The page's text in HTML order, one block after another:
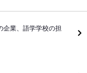
企業、語学学校の担